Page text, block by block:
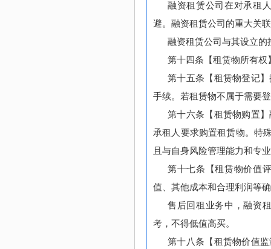
融资租赁公司在对承租
避。融资租赁公司的重大关
融资租赁公司与其设立
第十四条【租赁物所有
第十五条【租赁物登记
手续。若租赁物不属于需要
第十六条【租赁物购置
承租人要求购置租赁物。特
且与自身风险管理能力和专
第十七条【租赁物价值
值、其他成本和合理利润等
售后回租业务中，融资
考，不得低值高买。
第十八条【租赁物价值